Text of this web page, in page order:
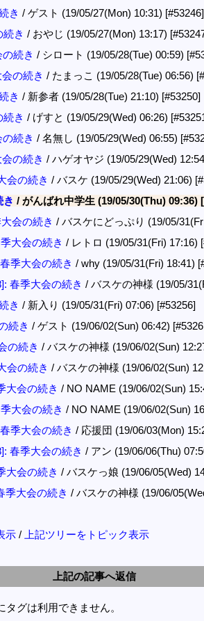
き / ゲスト (19/05/27(Mon) 10:31) [#53246]
き / おやじ (19/05/27(Mon) 13:17)
続き / シロート (19/05/28(Tue) 00:59)
の続き / たまっこ (19/05/28(Tue) 06:56)
き / 新参者 (19/05/28(Tue) 21:10) [#53250]
き / げすと (19/05/29(Wed) 06:26)
続き / 名無し (19/05/29(Wed) 06:55)
の続き / ハゲオヤジ (19/05/29(Wed)
会の続き / バスケ (19/05/29(Wed) 21:06)
き / がんばれ中学生 (19/05/30(Thu) 09:36)
会の続き / バスケにどっぷり (19/05/
大会の続き / レトロ (19/05/31(Fri) 17:16)
季大会の続き / why (19/05/31(Fri) 18:41)
春季大会の続き / バスケの神様 (19/05/
き / 新入り (19/05/31(Fri) 07:06) [#53256]
続き / ゲスト (19/06/02(Sun) 06:42)
の続き / バスケの神様 (19/06/02(Sun)
会の続き / バスケの神様 (19/06/02(Sun)
大会の続き / NO NAME (19/06/02(Sun)
大会の続き / NO NAME (19/06/02(Sun)
季大会の続き / 応援団 (19/06/03(Mon)
春季大会の続き / アン (19/06/06(Thu)
大会の続き / バスケっ娘 (19/06/05(Wed)
季大会の続き / バスケの神様 (19/06/
示 / 上記ツリーをトピック表示
上記の記事へ返信
タグは利用できません。